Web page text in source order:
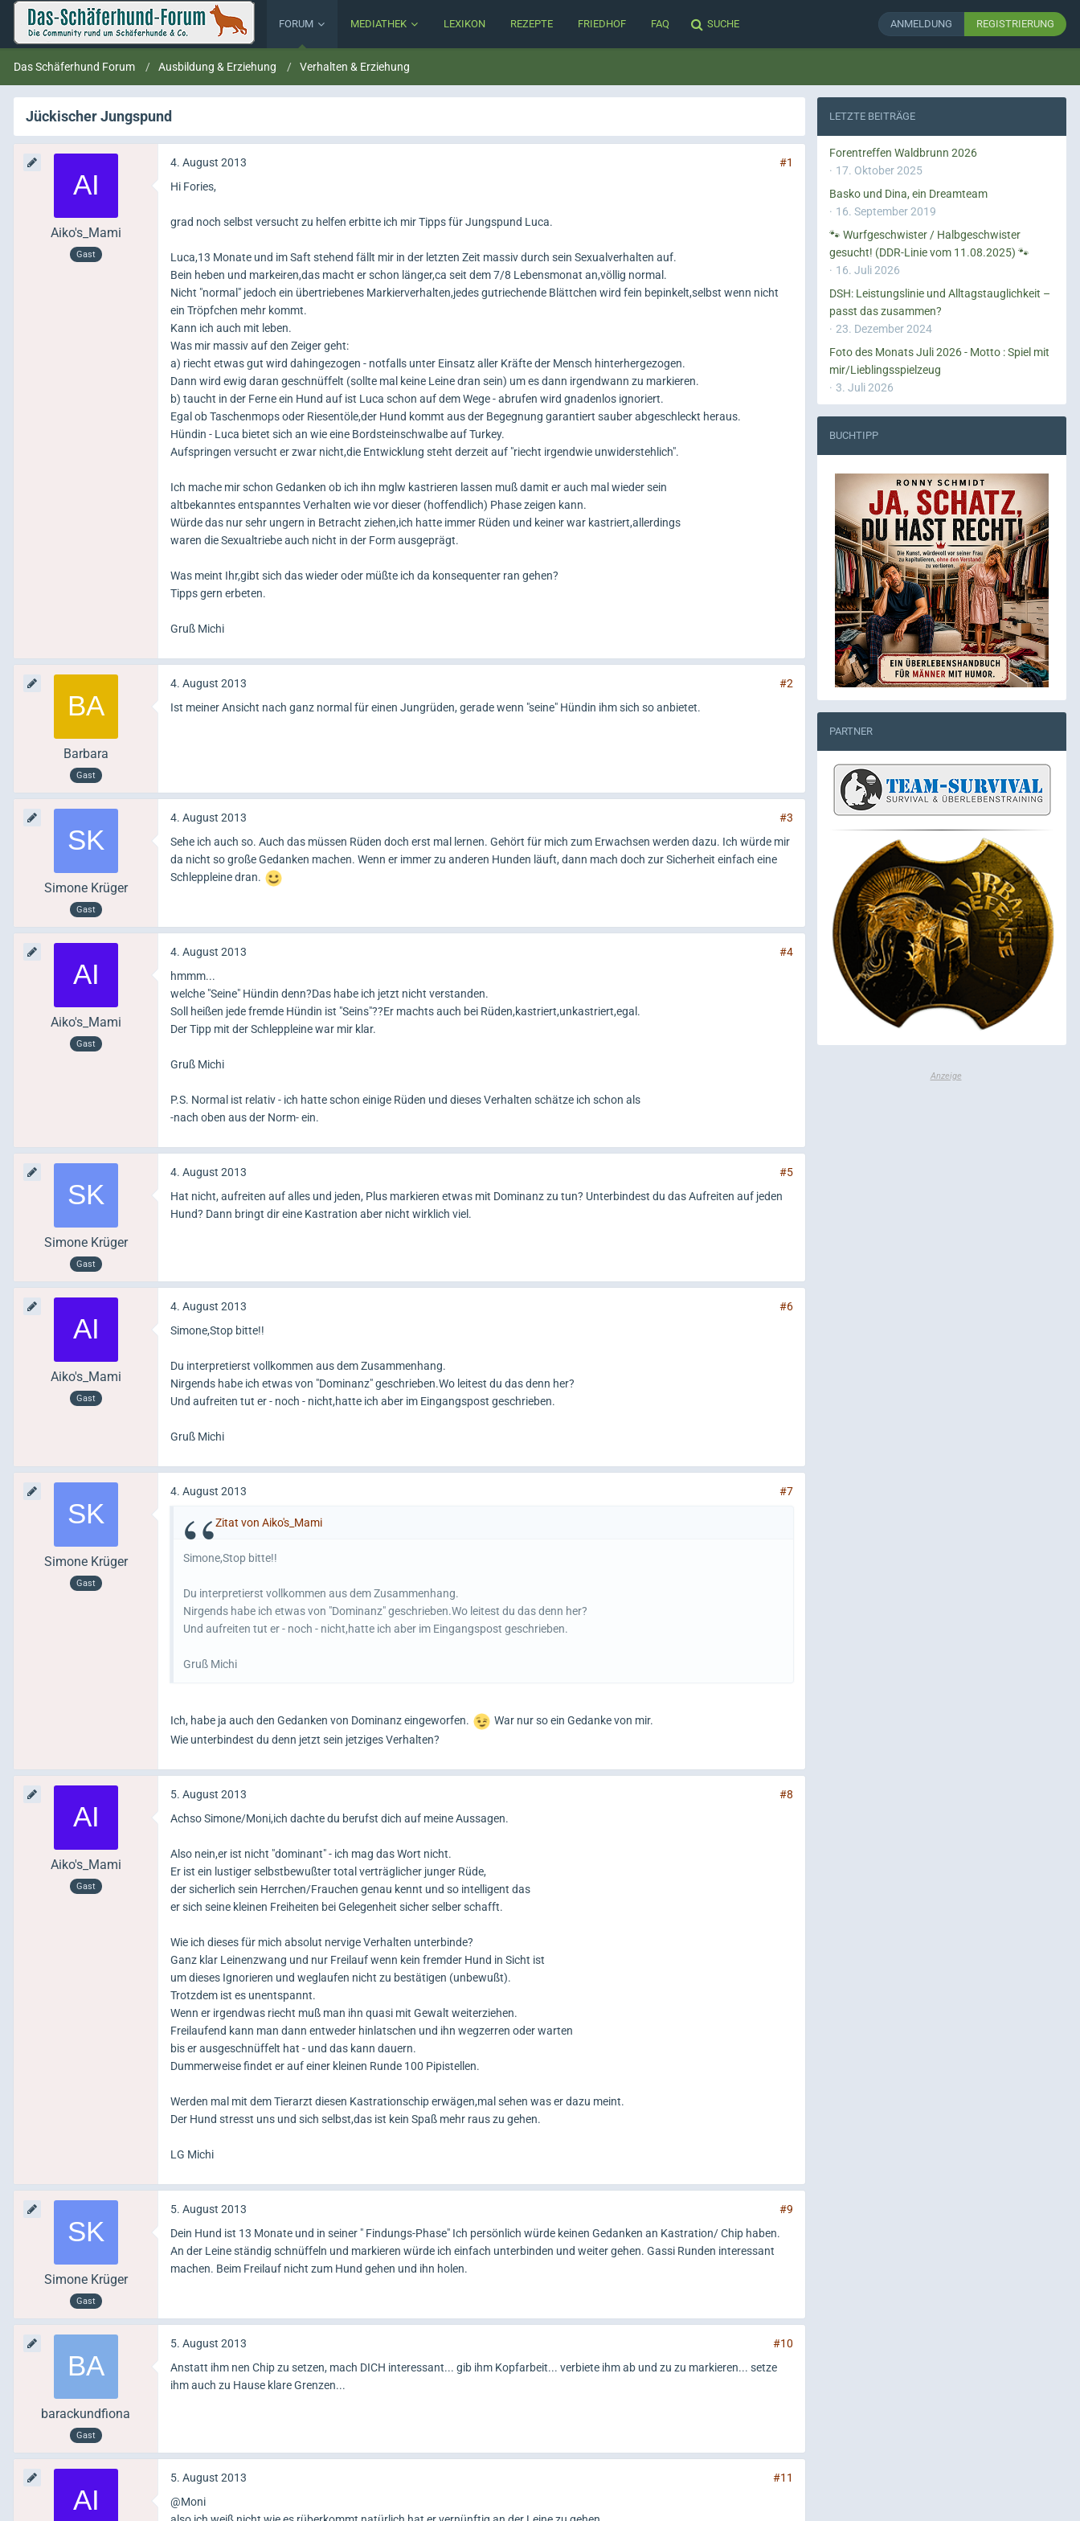
FORUM MEDIATHEK LEXIKON REZEPTE FRIEDHOF FAQ SUCHE ANMELDUNG REGISTRIERUNG
Das Schäferhund Forum Ausbildung & Erziehung Verhalten & Erziehung
Jückischer Jungspund
Aiko's_Mami
Gast
4. August 2013
#1
Hi Fories,
grad noch selbst versucht zu helfen erbitte ich mir Tipps für Jungspund Luca.
Luca,13 Monate und im Saft stehend fällt mir in der letzten Zeit massiv durch sein Sexualverhalten auf.
Bein heben und markeiren,das macht er schon länger,ca seit dem 7/8 Lebensmonat an,völlig normal.
Nicht "normal" jedoch ein übertriebenes Markierverhalten,jedes gutriechende Blättchen wird fein bepinkelt,selbst wenn nicht
ein Tröpfchen mehr kommt.
Kann ich auch mit leben.
Was mir massiv auf den Zeiger geht:
a) riecht etwas gut wird dahingezogen - notfalls unter Einsatz aller Kräfte der Mensch hinterhergezogen.
Dann wird ewig daran geschnüffelt (sollte mal keine Leine dran sein) um es dann irgendwann zu markieren.
b) taucht in der Ferne ein Hund auf ist Luca schon auf dem Wege - abrufen wird gnadenlos ignoriert.
Egal ob Taschenmops oder Riesentöle,der Hund kommt aus der Begegnung garantiert sauber abgeschleckt heraus.
Hündin - Luca bietet sich an wie eine Bordsteinschwalbe auf Turkey.
Aufspringen versucht er zwar nicht,die Entwicklung steht derzeit auf "riecht irgendwie unwiderstehlich".
Ich mache mir schon Gedanken ob ich ihn mglw kastrieren lassen muß damit er auch mal wieder sein
altbekanntes entspanntes Verhalten wie vor dieser (hoffendlich) Phase zeigen kann.
Würde das nur sehr ungern in Betracht ziehen,ich hatte immer Rüden und keiner war kastriert,allerdings
waren die Sexualtriebe auch nicht in der Form ausgeprägt.
Was meint Ihr,gibt sich das wieder oder müßte ich da konsequenter ran gehen?
Tipps gern erbeten.
Gruß Michi
Barbara
Gast
4. August 2013
#2
Ist meiner Ansicht nach ganz normal für einen Jungrüden, gerade wenn "seine" Hündin ihm sich so anbietet.
Simone Krüger
Gast
4. August 2013
#3
Sehe ich auch so. Auch das müssen Rüden doch erst mal lernen. Gehört für mich zum Erwachsen werden dazu. Ich würde mir
da nicht so große Gedanken machen. Wenn er immer zu anderen Hunden läuft, dann mach doch zur Sicherheit einfach eine
Schleppleine dran.
Aiko's_Mami
Gast
4. August 2013
#4
hmmm...
welche "Seine" Hündin denn?Das habe ich jetzt nicht verstanden.
Soll heißen jede fremde Hündin ist "Seins"??Er machts auch bei Rüden,kastriert,unkastriert,egal.
Der Tipp mit der Schleppleine war mir klar.
Gruß Michi
P.S. Normal ist relativ - ich hatte schon einige Rüden und dieses Verhalten schätze ich schon als
-nach oben aus der Norm- ein.
Simone Krüger
Gast
4. August 2013
#5
Hat nicht, aufreiten auf alles und jeden, Plus markieren etwas mit Dominanz zu tun? Unterbindest du das Aufreiten auf jeden
Hund? Dann bringt dir eine Kastration aber nicht wirklich viel.
Aiko's_Mami
Gast
4. August 2013
#6
Simone,Stop bitte!!
Du interpretierst vollkommen aus dem Zusammenhang.
Nirgends habe ich etwas von "Dominanz" geschrieben.Wo leitest du das denn her?
Und aufreiten tut er - noch - nicht,hatte ich aber im Eingangspost geschrieben.
Gruß Michi
Simone Krüger
Gast
4. August 2013 #7
Zitat von Aiko's_Mami
Simone,Stop bitte!!
Du interpretierst vollkommen aus dem Zusammenhang.
Nirgends habe ich etwas von "Dominanz" geschrieben.Wo leitest du das denn her?
Und aufreiten tut er - noch - nicht,hatte ich aber im Eingangspost geschrieben.
Gruß Michi
Ich, habe ja auch den Gedanken von Dominanz eingeworfen.
War nur so ein Gedanke von mir.
Wie unterbindest du denn jetzt sein jetziges Verhalten?
Aiko's_Mami
Gast
5. August 2013
#8
Achso Simone/Moni,ich dachte du berufst dich auf meine Aussagen.
Also nein,er ist nicht "dominant" - ich mag das Wort nicht.
Er ist ein lustiger selbstbewußter total verträglicher junger Rüde,
der sicherlich sein Herrchen/Frauchen genau kennt und so intelligent das
er sich seine kleinen Freiheiten bei Gelegenheit sicher selber schafft.
Wie ich dieses für mich absolut nervige Verhalten unterbinde?
Ganz klar Leinenzwang und nur Freilauf wenn kein fremder Hund in Sicht ist
um dieses Ignorieren und weglaufen nicht zu bestätigen (unbewußt).
Trotzdem ist es unentspannt.
Wenn er irgendwas riecht muß man ihn quasi mit Gewalt weiterziehen.
Freilaufend kann man dann entweder hinlatschen und ihn wegzerren oder warten
bis er ausgeschnüffelt hat - und das kann dauern.
Dummerweise findet er auf einer kleinen Runde 100 Pipistellen.
Werden mal mit dem Tierarzt diesen Kastrationschip erwägen,mal sehen was er dazu meint.
Der Hund stresst uns und sich selbst,das ist kein Spaß mehr raus zu gehen.
LG Michi
Simone Krüger
Gast
5. August 2013
#9
Dein Hund ist 13 Monate und in seiner " Findungs-Phase" Ich persönlich würde keinen Gedanken an Kastration/ Chip haben.
An der Leine ständig schnüffeln und markieren würde ich einfach unterbinden und weiter gehen. Gassi Runden interessant
machen. Beim Freilauf nicht zum Hund gehen und ihn holen.
barackundfiona
Gast
5. August 2013
#10
Anstatt ihm nen Chip zu setzen, mach DICH interessant... gib ihm Kopfarbeit... verbiete ihm ab und zu zu markieren... setze
ihm auch zu Hause klare Grenzen...
5. August 2013
#11
@Moni
LETZTE BEITRÄGE
Forentreffen Waldbrunn 2026
17. Oktober 2025
Basko und Dina, ein Dreamteam
16. September 2019
🐾 Wurfgeschwister / Halbgeschwister
gesucht! (DDR-Linie vom 11.08.2025) 🐾
16. Juli 2026
DSH: Leistungslinie und Alltagstauglichkeit –
passt das zusammen?
23. Dezember 2024
Foto des Monats Juli 2026 - Motto : Spiel mit
mir/Lieblingsspielzeug
3. Juli 2026
BUCHTIPP
PARTNER